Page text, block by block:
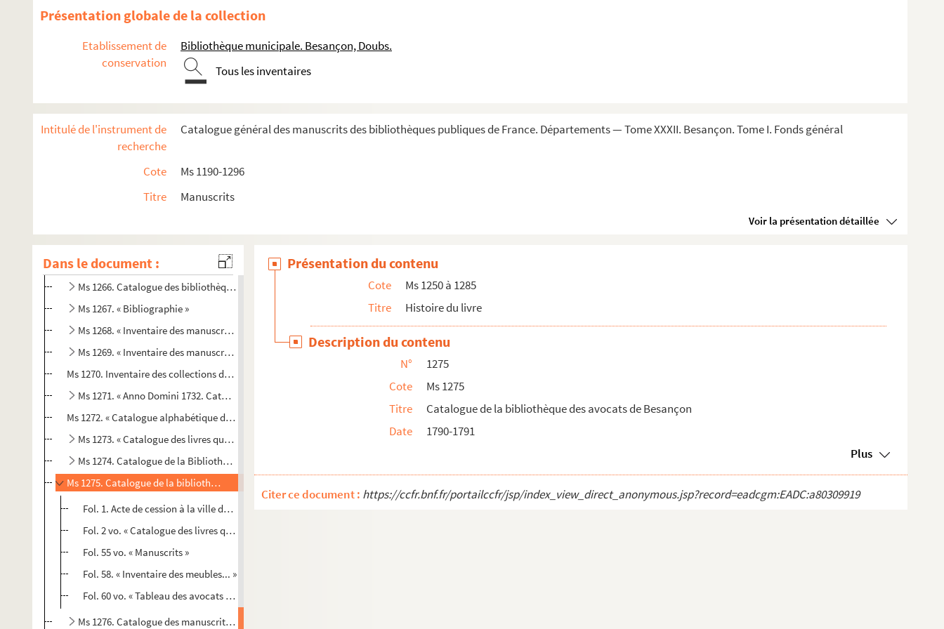
Présentation globale de la collection
Etablissement de
conservation
Bibliothèque municipale. Besançon, Doubs.
Tous les inventaires
Intitulé de l'instrument de
recherche
Catalogue général des manuscrits des bibliothèques publiques de France. Départements — Tome XXXII. Besançon. Tome I. Fonds général
Cote
Ms 1190-1296
Titre
Manuscrits
Voir la présentation détaillée
Dans le document :
Ms 1251. « Dictionnaire littéraire abrégé, ou Catalogue des auteurs, des meilleurs livres en tout genre, des ...
Ms 1252-1255. « Bibliographie anatomico-physiologique, ou examen philosophique et critique des ouvrages publiés su...
Ms 1256. « Catalogue chronologique des livres imprimés au Louvre, depuis l'établissement de cette imprimerie ...
Ms 1258. Papiers de F.-X. Laire
Ms 1259. « Laire : Mélanges bibliographiques »
Ms 1261. Répertoire des incunables achetés par le P. Laire pour le cardinal Loménie de Brienne
Ms 1262. « Liasse de pièces relatives à l'histoire de l'imprimerie et à la connoissance des livres rares »
Ms 1264. « Notice ou catalogue raisonné de la collection des auteurs classiques connue sous le nom de
Ms 1265. Cours de bibliographie, par F.-X. Laire
Ms 1266. Catalogue des bibliothèques de F.-X. Laire et de Louis Coste
Ms 1267. « Bibliographie »
Ms 1268. « Inventaire des manuscrits, livres, médailles, peintures, pieds d'estaux, donnés par Monsieur l'abb...
Ms 1269. « Inventaire des manuscrits... donnés par M. l'abbé Boizot... » C'est une copie de la minute figuran...
Ms 1270. Inventaire des collections de l'abbé J.-B. Boisot
Ms 1271. « Anno Domini 1732. Catalogus librorum quos per manus religiosorum abbatiae Sancti Vincentii Bisunti...
Ms 1272. « Catalogue alphabétique de la bibliothèque publique de Saint-Vincent » de Besançon
Ms 1273. « Catalogue des livres qui se sont trouvés dans la Bibliothèque publique [de Besançon], chez les RR....
Ms 1274. Catalogue de la Bibliothèque de Besançon
Ms 1275. Catalogue de la bibliothèque des avocats de Besançon
Fol. 1. Acte de cession à la ville de Besançon par l'Ordre des avocats de cette ville des meubles lui appart...
Fol. 2 vo. « Catalogue des livres qui composent la bibliothèque des avocats du cy-devant parlement de Besançon....
Fol. 55 vo. « Manuscrits »
Fol. 58. « Inventaire des meubles... »
Fol. 60 vo. « Tableau des avocats du parlement de Besançon, à la Saint-Martin de l'année 1783 »
Ms 1276. Catalogue des manuscrits de la bibliothèque de l'École centrale, à Besançon
Présentation du contenu
Cote
Ms 1250 à 1285
Titre
Histoire du livre
Description du contenu
N°
1275
Cote
Ms 1275
Titre
Catalogue de la bibliothèque des avocats de Besançon
Date
1790-1791
Plus
Citer ce document : https://ccfr.bnf.fr/portailccfr/jsp/index_view_direct_anonymous.jsp?record=eadcgm:EADC:a80309919